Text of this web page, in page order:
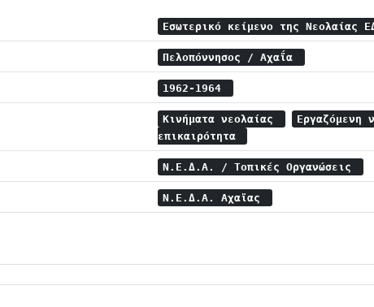
Εσωτερικό κείμενο της Νεολαίας
Πελοπόννησος / Αχαΐα
1962-1964
Κινήματα νεολαίας Εργαζόμενη
επικαιρότητα
Ν.Ε.Δ.Α. / Τοπικές Οργανώσεις
Ν.Ε.Δ.Α. Αχαϊας